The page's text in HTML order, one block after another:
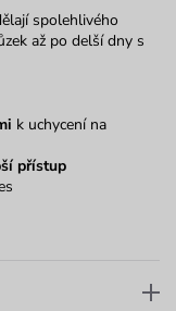
spolehlivého
až po delší dny s
k uchycení na
přístup